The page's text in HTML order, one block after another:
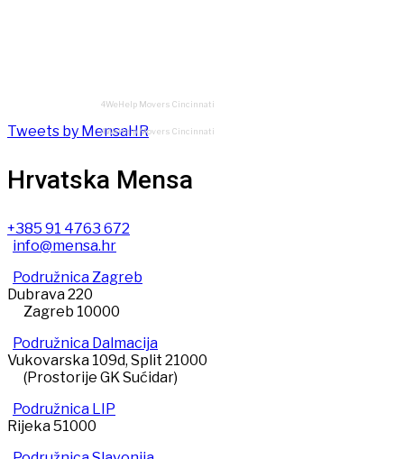
4WeHelp Movers Cincinnati
Tweets by MensaHR4WeHelp Movers Cincinnati
Hrvatska Mensa
+385 91 4763 672
info@mensa.hr
Podružnica Zagreb
Dubrava 220
Zagreb 10000
Podružnica Dalmacija
Vukovarska 109d, Split 21000
(Prostorije GK Sućidar)
Podružnica LIP
Rijeka 51000